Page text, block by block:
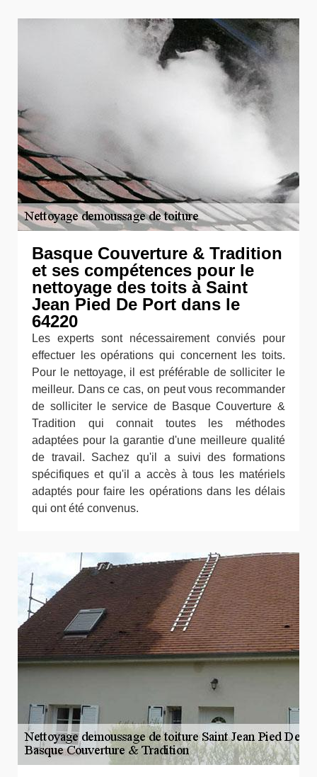
Basque Couverture & Tradition
et ses compétences pour le
nettoyage des toits à Saint
Jean Pied De Port dans le
64220
Les experts sont nécessairement conviés pour
effectuer les opérations qui concernent les toits.
Pour le nettoyage, il est préférable de solliciter le
meilleur. Dans ce cas, on peut vous recommander
de solliciter le service de Basque Couverture &
Tradition qui connait toutes les méthodes
adaptées pour la garantie d'une meilleure qualité
de travail. Sachez qu'il a suivi des formations
spécifiques et qu'il a accès à tous les matériels
adaptés pour faire les opérations dans les délais
qui ont été convenus.